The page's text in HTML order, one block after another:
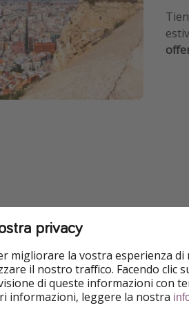
mete più popolari della
relax al mare, cultura, buon cibo
centro storico, questa città
il tuo soggiorno ad Alicante.
privacy
migliorare la vostra esperienza
il nostro traffico. Facendo clic
di queste informazioni con
informazioni, leggere la nostra